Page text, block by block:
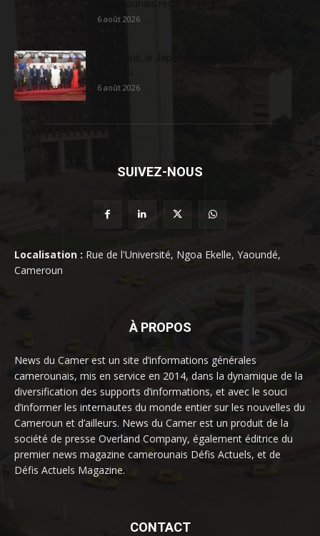
6 août 2026
6 août 2026
SUIVEZ-NOUS
Localisation : Rue de l'Université, Ngoa Ekelle, Yaoundé,
Cameroun
À PROPOS
News du Camer est un site d’informations générales
camerounais, mis en service en 2014, dans la dynamique de la
diversification des supports d’informations, et avec le souci
d’informer les internautes du monde entier sur les nouvelles du
Cameroun et d’ailleurs. News du Camer est un produit de la
société de presse Overland Company, également éditrice du
premier news magazine camerounais Défis Actuels, et de
Défis Actuels Magazine.
CONTACT